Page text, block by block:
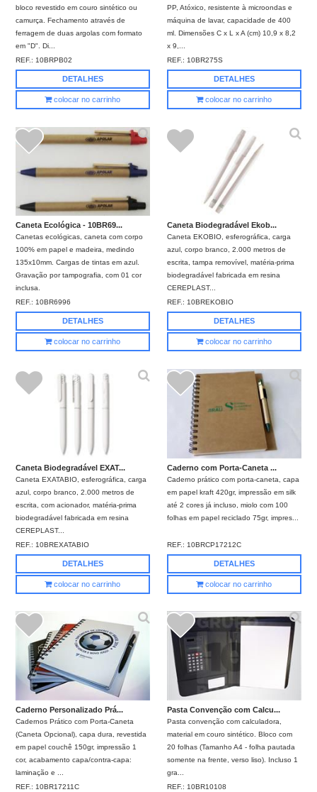
bloco revestido em couro sintético ou
camurça. Fechamento através de
ferragem de duas argolas com formato
em "D". Di...
REF.:10BRPB02
DETALHES
colocar no carrinho
PP, Atóxico, resistente à microondas e
máquina de lavar, capacidade de 400
ml. Dimensões C x L x A (cm) 10,9 x 8,2
x 9,...
REF.:10BR275S
DETALHES
colocar no carrinho
Caneta Ecológica - 10BR69...
Canetas ecológicas, caneta com corpo
100% em papel e madeira, medindo
135x10mm. Cargas de tintas em azul.
Gravação por tampografia, com 01 cor
inclusa.
REF.:10BR6996
DETALHES
colocar no carrinho
Caneta Biodegradável Ekob...
Caneta EKOBIO, esferográfica, carga
azul, corpo branco, 2.000 metros de
escrita, tampa removível, matéria-prima
biodegradável fabricada em resina
CEREPLAST...
REF.:10BREKOBIO
DETALHES
colocar no carrinho
Caneta Biodegradável EXAT...
Caneta EXATABIO, esferográfica, carga
azul, corpo branco, 2.000 metros de
escrita, com acionador, matéria-prima
biodegradável fabricada em resina
CEREPLAST...
REF.: 10BREXATABIO
DETALHES
colocar no carrinho
Caderno com Porta-Caneta ...
Caderno prático com porta-caneta, capa
em papel kraft 420gr, impressão em silk
até 2 cores já incluso, miolo com 100
folhas em papel reciclado 75gr, impres...
REF.: 10BRCP17212C
DETALHES
colocar no carrinho
Caderno Personalizado Prá...
Cadernos Prático com Porta-Caneta
(Caneta Opcional), capa dura, revestida
em papel couchê 150gr, impressão 1
cor, acabamento capa/contra-capa:
laminação e ...
REF.:10BR17211C
Pasta Convenção com Calcu...
Pasta convenção com calculadora,
material em couro sintético. Bloco com
20 folhas (Tamanho A4 - folha pautada
somente na frente, verso liso). Incluso 1
gra...
REF.:10BR10108